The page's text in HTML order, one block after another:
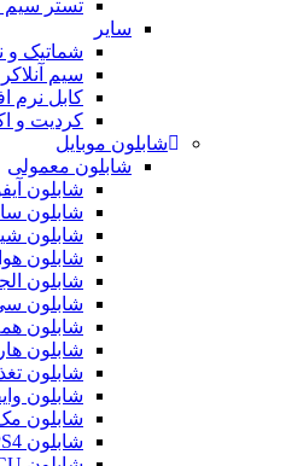
تستر سیم
سایر
شماتیک و
سیم آنلاکر
کابل نرم
کردیت و
شابلون موبایل
شابلون معمولی
شابلون
شابلون
شابلون
شابلون
شابلون
شابلون
شابلون
شابلون
شابلون
شابلون
شابلون
شابلون PS4 و PS5